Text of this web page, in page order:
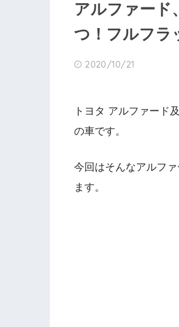
アルファード
つ！フルフラ
2020/10/21
トヨタ アルファード
の車です。
今回はそんなアルフ
ます。